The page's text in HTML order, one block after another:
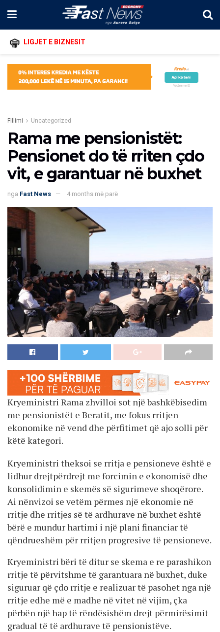
LIGJET E BIZNESIT
Fillimi Uncategorized
Rama me pensionistët:
Pensionet do të rriten çdo
vit, e garantuar në buxhet
nga Fast News 4 months më parë
Kryeministri Rama zhvilloi sot një bashkëbisedim
me pensionistët e Beratit, me fokus rritjen
ekonomike në vend dhe përfitimet që ajo solli për
këtë kategori.
Kryeministri theksoi se rritja e pensioneve është e
lidhur drejtpërdrejt me forcimin e ekonomisë dhe
konsolidimin e skemës së sigurimeve shoqërore.
Ai nënvizoi se vetëm përmes një ekonomie në
rritje dhe rritjes së të ardhurave në buxhet është
bërë e mundur hartimi i një plani financiar të
qëndrueshëm për rritjen progresive të pensioneve.
Kryeministri bëri të ditur se skema e re parashikon
rritje të përvitshme të garantuara në buxhet, duke
siguruar që çdo rritje e realizuar të pasohet nga një
rritje edhe më e madhe në vitet në vijim, çka
përbën një hap të rëndësishëm drejt përmirësimit
gradual të të ardhurave të pensionistëve.